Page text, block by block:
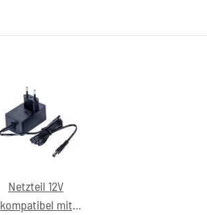
Netzteil 12V
kompatibel mit